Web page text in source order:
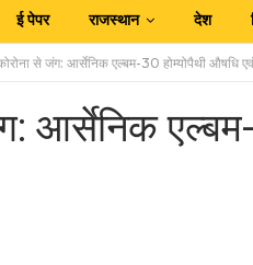
ई पेपर राजस्थान देश
से जंग: आर्सेनिक एल्बम-30 होम्योपैथी औषधि
आर्सेनिक